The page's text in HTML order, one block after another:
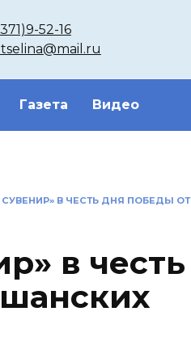
52-16
Газета Видео
В ЧЕСТЬ ДНЯ ПОБЕДЫ ОТ
в честь